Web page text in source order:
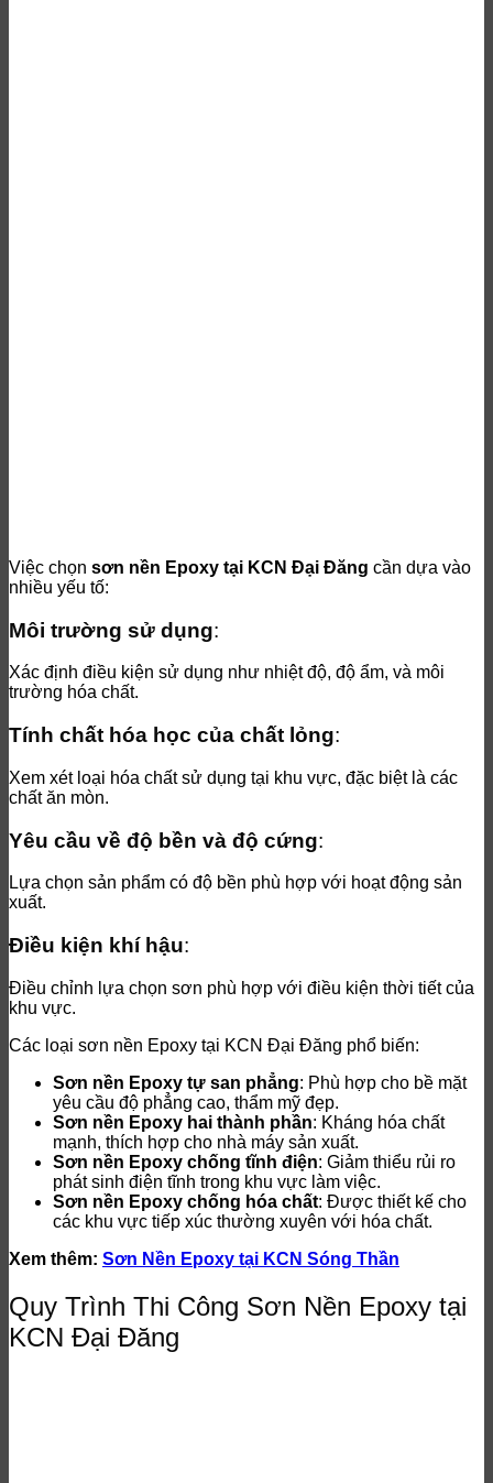
Việc chọn sơn nền Epoxy tại KCN Đại Đăng cần dựa vào
nhiều yếu tố:
Môi trường sử dụng:
Xác định điều kiện sử dụng như nhiệt độ, độ ẩm, và môi
trường hóa chất.
Tính chất hóa học của chất lỏng:
Xem xét loại hóa chất sử dụng tại khu vực, đặc biệt là các
chất ăn mòn.
Yêu cầu về độ bền và độ cứng:
Lựa chọn sản phẩm có độ bền phù hợp với hoạt động sản
xuất.
Điều kiện khí hậu:
Điều chỉnh lựa chọn sơn phù hợp với điều kiện thời tiết của
khu vực.
Các loại sơn nền Epoxy tại KCN Đại Đăng phổ biến:
Sơn nền Epoxy tự san phẳng: Phù hợp cho bề mặt
yêu cầu độ phẳng cao, thẩm mỹ đẹp.
Sơn nền Epoxy hai thành phần: Kháng hóa chất
mạnh, thích hợp cho nhà máy sản xuất.
Sơn nền Epoxy chống tĩnh điện: Giảm thiểu rủi ro
phát sinh điện tĩnh trong khu vực làm việc.
Sơn nền Epoxy chống hóa chất: Được thiết kế cho
các khu vực tiếp xúc thường xuyên với hóa chất.
Xem thêm: Sơn Nền Epoxy tại KCN Sóng Thần
Quy Trình Thi Công Sơn Nền Epoxy tại
KCN Đại Đăng